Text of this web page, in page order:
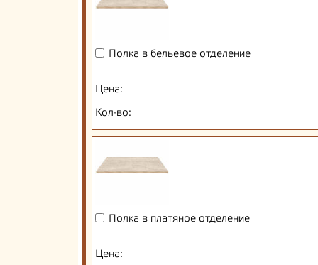
Полка в бельевое отделение
Цена:
Кол-во:
Полка в платяное отделение
Цена: